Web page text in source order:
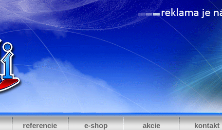
referencie e-shop akcie kontakt